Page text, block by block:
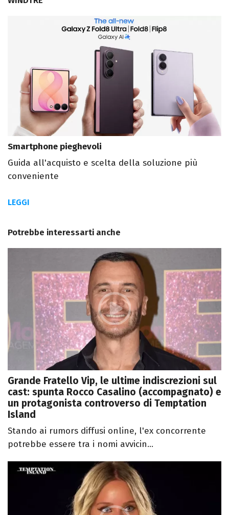
Smartphone pieghevoli
Guida all'acquisto e scelta della soluzione più
conveniente
LEGGI
Potrebbe interessarti anche
Grande Fratello Vip, le ultime indiscrezioni sul
cast: spunta Rocco Casalino (accompagnato) e
un protagonista controverso di Temptation
Island
Stando ai rumors diffusi online, l'ex concorrente
potrebbe essere tra i nomi avvicin...